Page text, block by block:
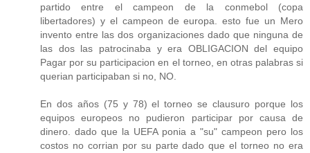
partido entre el campeon de la conmebol (copa
libertadores) y el campeon de europa. esto fue un Mero
invento entre las dos organizaciones dado que ninguna de
las dos las patrocinaba y era OBLIGACION del equipo
Pagar por su participacion en el torneo, en otras palabras si
querian participaban si no, NO.
En dos años (75 y 78) el torneo se clausuro porque los
equipos europeos no pudieron participar por causa de
dinero. dado que la UEFA ponia a "su" campeon pero los
costos no corrian por su parte dado que el torneo no era